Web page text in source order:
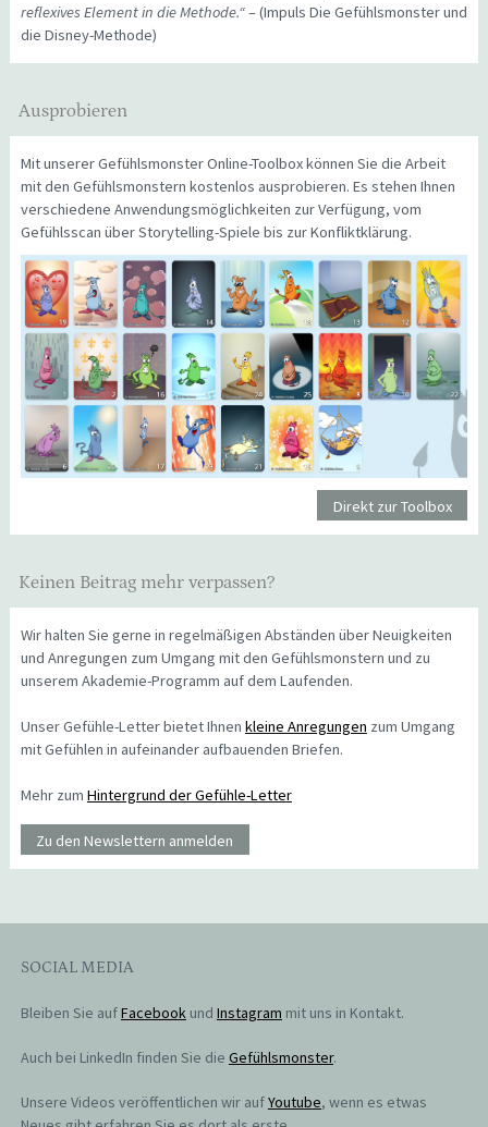
reflexives Element in die Methode.“– (Impuls Die Gefühlsmonster und
die Disney-Methode)
Ausprobieren
Mit unserer Gefühlsmonster Online-Toolbox können Sie die Arbeit
mit den Gefühlsmonstern kostenlos ausprobieren. Es stehen Ihnen
verschiedene Anwendungsmöglichkeiten zur Verfügung, vom
Gefühlsscan über Storytelling-Spiele bis zur Konfliktklärung.
Direkt zur Toolbox
Keinen Beitrag mehr verpassen?
Wir halten Sie gerne in regelmäßigen Abständen über Neuigkeiten
und Anregungen zum Umgang mit den Gefühlsmonstern und zu
unserem Akademie-Programm auf dem Laufenden.
Unser Gefühle-Letter bietet Ihnen kleine Anregungen zum Umgang
mit Gefühlen in aufeinander aufbauenden Briefen.
Mehr zum Hintergrund der Gefühle-Letter
Zu den Newslettern anmelden
SOCIAL MEDIA
Bleiben Sie aufFacebookund Instagram mit uns in Kontakt.
Auch bei LinkedIn finden Sie die Gefühlsmonster.
Unsere Videos veröffentlichen wir aufYoutube, wenn es etwas